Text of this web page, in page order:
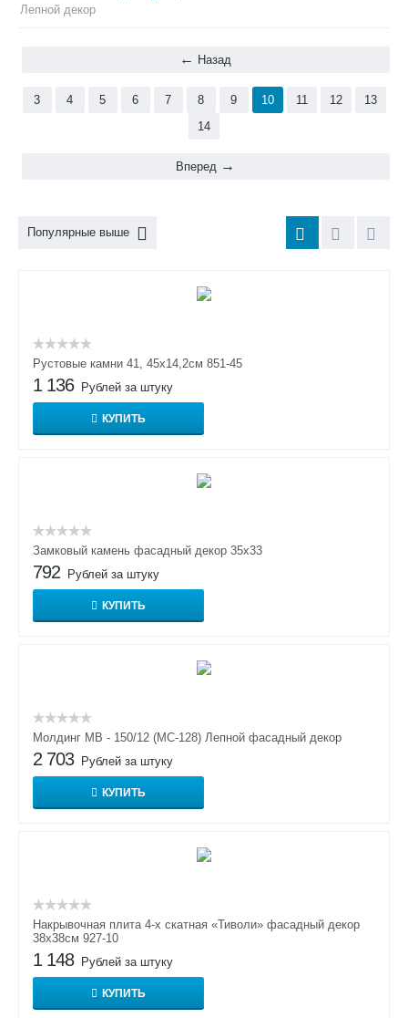
Лепной декор
Назад
3 4 5 6 7 8 9 10 11 12
13
14
Вперед
Популярные выше
Рустовые камни 41, 45х14,2см 851-45
1 136 Рублей за штуку
КУПИТЬ
Замковый камень фасадный декор 35х33
792 Рублей за штуку
КУПИТЬ
Молдинг МВ - 150/12 (МС-128) Лепной фасадный декор
2 703 Рублей за штуку
КУПИТЬ
Накрывочная плита 4-х скатная «Тиволи» фасадный декор
38х38см 927-10
1 148 Рублей за штуку
КУПИТЬ